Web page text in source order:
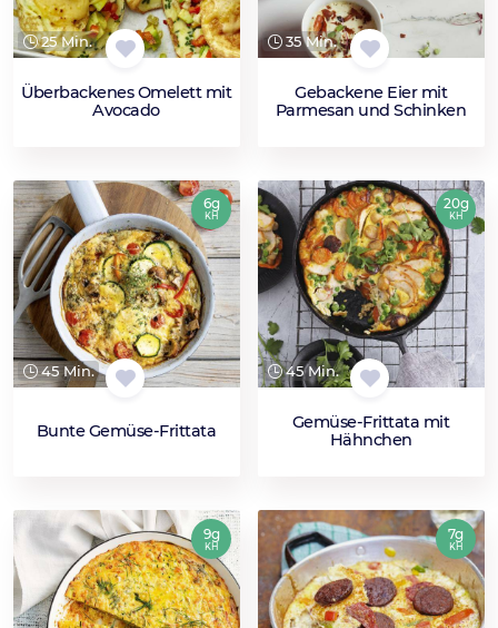
25 Min.
Überbackenes Omelett mit
Avocado
35 Min.
Gebackene Eier mit
Parmesan und Schinken
45 Min.
Bunte Gemüse-Frittata
6g
KH
45 Min.
Gemüse-Frittata mit
Hähnchen
20g
KH
9g
KH
7g
KH